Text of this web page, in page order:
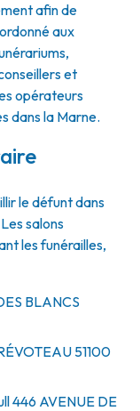
afin de
aux
et
opérateurs
dans la Marne.
le défunt dans
salons
les funérailles,
BLANCS
51100
446 AVENUE DE